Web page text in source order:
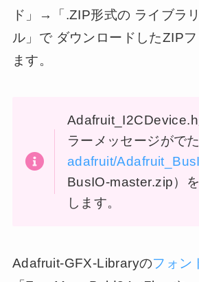
ド」→「.ZIP形式の ライブラ
ル」で ダウンロードしたZIP
ます。
ラーメッセージがで
adafruit/
BusIO-master.zip）
します。
Adafruit-GFX-Libraryのフォン